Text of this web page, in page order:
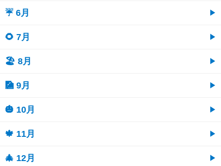
☔ 6月
🌻 7月
🏖 8月
🎑 9月
🎃 10月
🍁 11月
🎄 12月